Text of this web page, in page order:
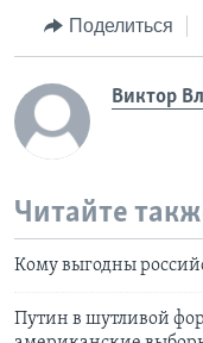
Поделиться
Виктор
Читайте
Кому выгодны
Путин в шутливой